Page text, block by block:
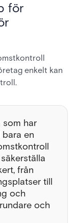
för
enkelt kan
som har
en
från
till
och
och